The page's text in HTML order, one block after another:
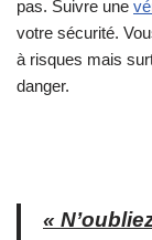
pas. Suivre une
votre sécurité.
à risques mais
danger.
«